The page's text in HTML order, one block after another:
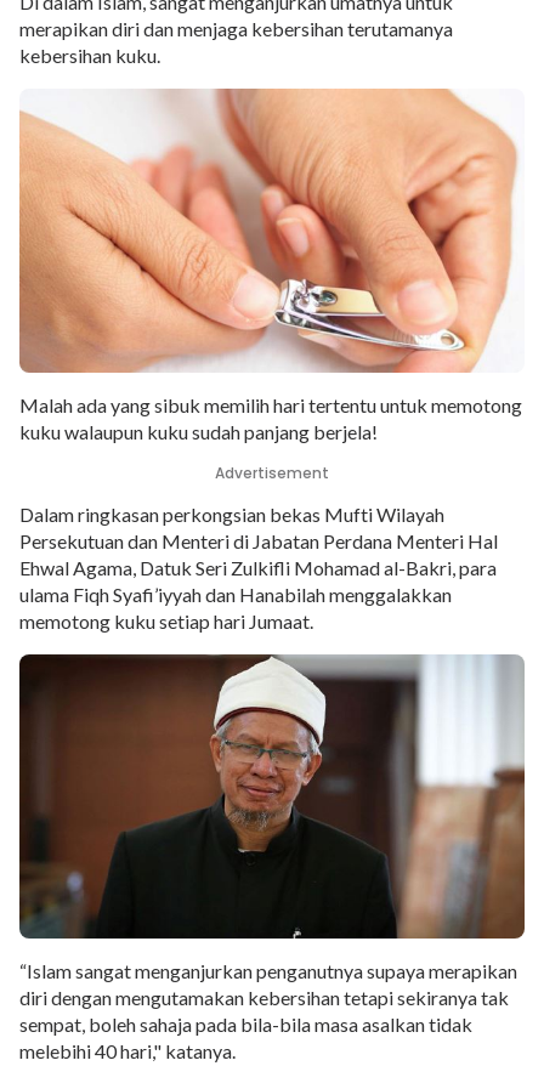
merapikan diri dan menjaga kebersihan terutamanya
kebersihan kuku.
Malah ada yang sibuk memilih hari tertentu untuk memotong
kuku walaupun kuku sudah panjang berjela!
Advertisement
Dalam ringkasan perkongsian bekas Mufti Wilayah
Persekutuan dan Menteri di Jabatan Perdana Menteri Hal
Ehwal Agama, Datuk Seri Zulkifli Mohamad al-Bakri, para
ulama Fiqh Syafi’iyyah dan Hanabilah menggalakkan
memotong kuku setiap hari Jumaat.
“Islam sangat menganjurkan penganutnya supaya merapikan
diri dengan mengutamakan kebersihan tetapi sekiranya tak
sempat, boleh sahaja pada bila-bila masa asalkan tidak
melebihi 40 hari," katanya.